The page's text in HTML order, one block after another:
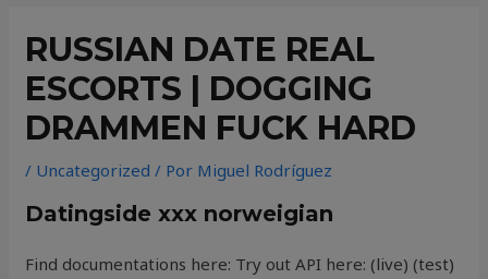
RUSSIAN DATE REAL
ESCORTS | DOGGING
DRAMMEN FUCK HARD
/ Uncategorized / Por Miguel Rodríguez
Datingside xxx norweigian
Find documentations here: Try out API here: (live) (test)